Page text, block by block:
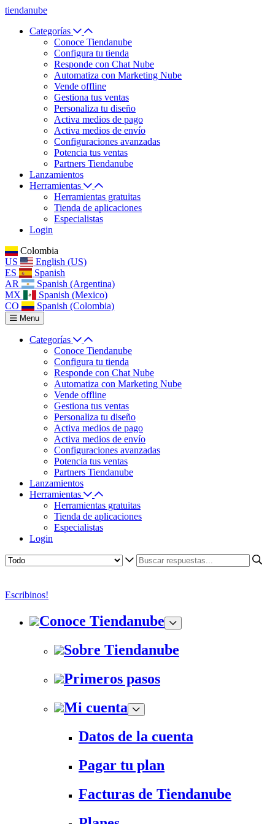
tiendanube
Categorías
Conoce Tiendanube
Configura tu tienda
Responde con Chat Nube
Automatiza con Marketing Nube
Vende offline
Gestiona tus ventas
Personaliza tu diseño
Activa medios de pago
Activa medios de envío
Configuraciones avanzadas
Potencia tus ventas
Partners Tiendanube
Lanzamientos
Herramientas
Herramientas gratuitas
Tienda de aplicaciones
Especialistas
Login
Colombia
US
English (US)
ES
Spanish
AR
Spanish (Argentina)
MX
Spanish (Mexico)
CO
Spanish (Colombia)
Menu
Categorías
Conoce Tiendanube
Configura tu tienda
Responde con Chat Nube
Automatiza con Marketing Nube
Vende offline
Gestiona tus ventas
Personaliza tu diseño
Activa medios de pago
Activa medios de envío
Configuraciones avanzadas
Potencia tus ventas
Partners Tiendanube
Lanzamientos
Herramientas
Herramientas gratuitas
Tienda de aplicaciones
Especialistas
Login
Escribinos!
Conoce Tiendanube
Sobre Tiendanube
Primeros pasos
Mi cuenta
Datos de la cuenta
Pagar tu plan
Facturas de Tiendanube